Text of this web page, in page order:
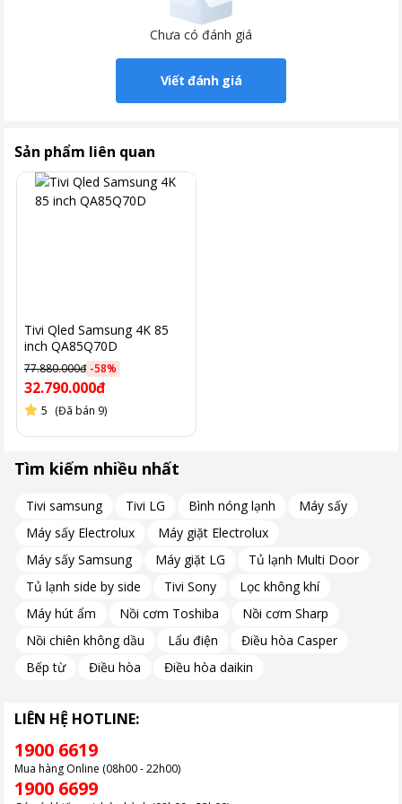
Công nghệ Quantum Dot hiển thị 100% dải màu
Tivi QLED Samsung QA85Q60D là minh chứng ấn tượng của
công nghệ Quantum Dot, nâng cao trải nghiệm hình ảnh nhờ
khả năng hiển thị 100% dải màu. Công nghệ này giúp tái tạo
màu sắc một cách chân thực và sống động
từng chi tiết trong từng khung hình với độ sáng và độ tương
phản tối ưu.
Đạt chứng nhận
, tivi QLED của Samsung đảm bảo
màu sắc nguyên bản, cho bạn những trải nghiệm hình ảnh gần
như thật. Khả năng này được đo đạc dựa trên tiêu chuẩn DCI-
P3, một tiêu chuẩn uy tín trong ngành công nghiệp hình ảnh
Chưa có đánh giá
Viết đánh giá
Sản phẩm liên quan
Tivi Qled Samsung 4K 85
inch QA85Q70D
77.880.000đ -58%
32.790.000đ
5 (Đã bán 9)
Tìm kiếm nhiều nhất
Tivi samsung Tivi LG Bình nóng lạnh
Máy sấy
Máy sấy Electrolux
Máy giặt Electrolux
Máy sấy Samsung
Máy giặt LG
Tủ lạnh Multi Door
Tủ lạnh side by side
Tivi Sony
Lọc không khí
Máy hút ẩm
Nồi cơm Toshiba
Nồi cơm Sharp
Nồi chiên không dầu
Lẩu điện
Điều hòa Casper
Bếp từ
Điều hòa Điều hòa daikin
LIÊN HỆ HOTLINE:
1900 6619
Mua hàng Online (08h00 - 22h00)
1900 6699